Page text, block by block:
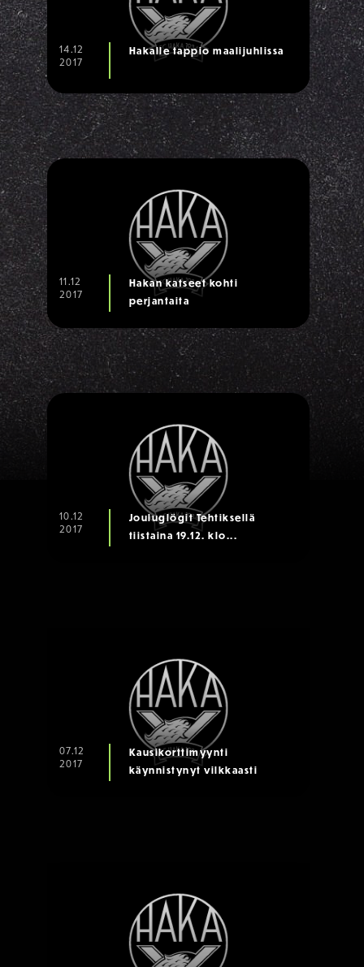
14.12
2017
Hakalle tappio maalijuhlissa
11.12
2017
Hakan katseet kohti
perjantaita
10.12
2017
Jouluglögit Tehtiksellä
tiistaina 19.12. klo...
07.12
2017
Kausikorttimyynti
käynnistynyt vilkkaasti